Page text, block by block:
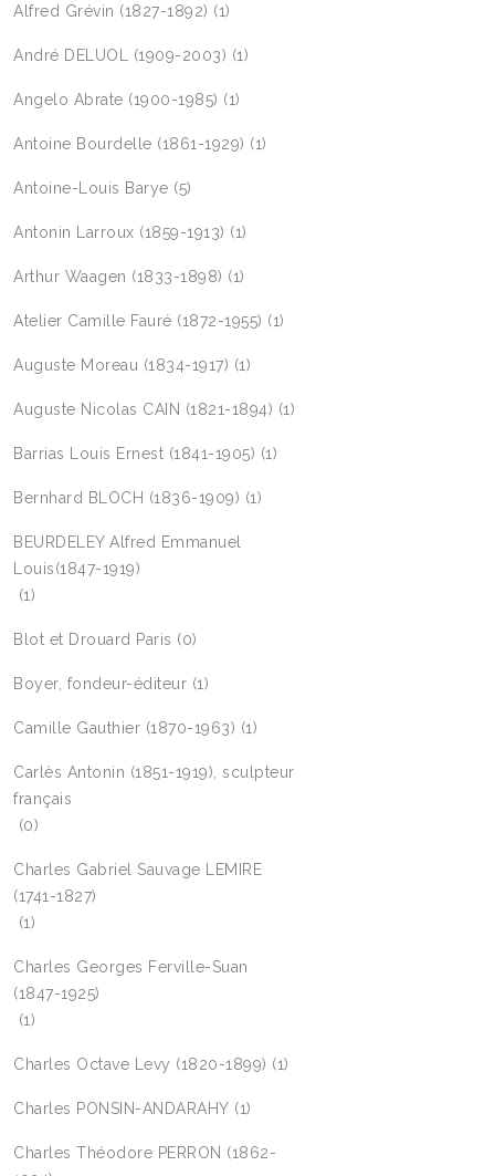
Alfred Grévin (1827-1892) (1)
André DELUOL (1909-2003) (1)
Angelo Abrate (1900-1985) (1)
Antoine Bourdelle (1861-1929) (1)
Antoine-Louis Barye (5)
Antonin Larroux (1859-1913) (1)
Arthur Waagen (1833-1898) (1)
Atelier Camille Fauré (1872-1955) (1)
Auguste Moreau (1834-1917) (1)
Auguste Nicolas CAIN (1821-1894) (1)
Barrias Louis Ernest (1841-1905) (1)
Bernhard BLOCH (1836-1909) (1)
BEURDELEY Alfred Emmanuel
Louis(1847-1919)
(1)
Blot et Drouard Paris (0)
Boyer, fondeur-éditeur (1)
Camille Gauthier (1870-1963) (1)
Carlès Antonin (1851-1919), sculpteur
français
(0)
Charles Gabriel Sauvage LEMIRE
(1741-1827)
(1)
Charles Georges Ferville-Suan
(1847-1925)
(1)
Charles Octave Levy (1820-1899) (1)
Charles PONSIN-ANDARAHY (1)
Charles Théodore PERRON (1862-